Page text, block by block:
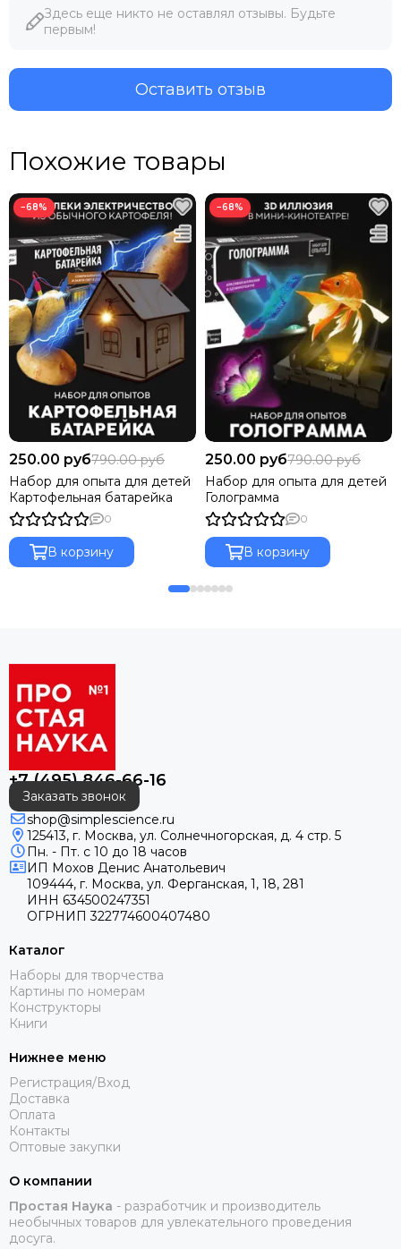
Здесь еще никто не оставлял отзывы. Будьте
первым!
Оставить отзыв
Похожие товары
−68%
250.00 руб790.00 руб
Набор для опыта для детей
Картофельная батарейка
0
В корзину
−68%
250.00 руб790.00 руб
Набор для опыта для детей
Голограмма
0
В корзину
+7 (495) 846-66-16
Заказать звонок
shop@simplescience.ru
125413, г. Москва, ул. Солнечногорская, д. 4 стр. 5
Пн. - Пт. с 10 до 18 часов
ИП Мохов Денис Анатольевич
109444, г. Москва, ул. Ферганская, 1, 18, 281
ИНН 634500247351
ОГРНИП322774600407480
Каталог
Наборы для творчества
Картины по номерам
Конструкторы
Книги
Нижнее меню
Регистрация/Вход
Доставка
Оплата
Контакты
Оптовые закупки
О компании
Простая Наука - разработчик и производитель
необычных товаров для увлекательного проведения
досуга.